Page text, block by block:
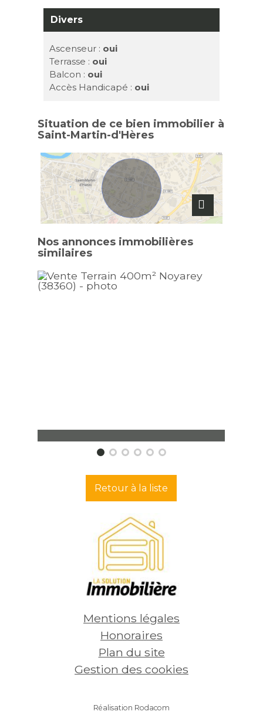
Divers
Ascenseur : oui
Terrasse : oui
Balcon : oui
Accès Handicapé : oui
Situation de ce bien immobilier à
Saint-Martin-d'Hères
Nos annonces immobilières
similaires
Terrain constructible Noyarey
Retour à la liste
Mentions légales
Honoraires
Plan du site
Gestion des cookies
Réalisation Rodacom